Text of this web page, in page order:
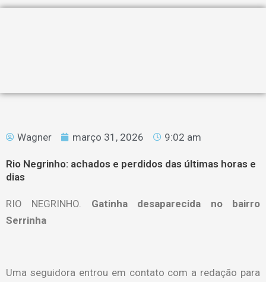
Wagner março 31, 2026 9:02 am
Rio Negrinho: achados e perdidos das últimas horas e
dias
RIO NEGRINHO. Gatinha desaparecida no bairro
Serrinha
Uma seguidora entrou em contato com a redação para